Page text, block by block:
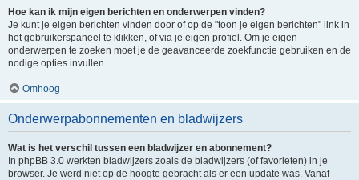
Hoe kan ik mijn eigen berichten en onderwerpen vinden?
Je kunt je eigen berichten vinden door of op de "toon je eigen berichten" link in
het gebruikerspaneel te klikken, of via je eigen profiel. Om je eigen
onderwerpen te zoeken moet je de geavanceerde zoekfunctie gebruiken en de
nodige opties invullen.
Omhoog
Onderwerpabonnementen en bladwijzers
Wat is het verschil tussen een bladwijzer en abonnement?
In phpBB 3.0 werkten bladwijzers zoals de bladwijzers (of favorieten) in je
browser. Je werd niet op de hoogte gebracht als er een update was. Vanaf